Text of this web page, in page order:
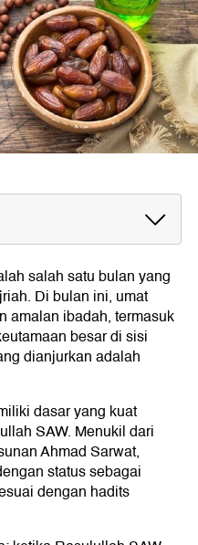
Hari?
salah satu bulan yang
Di bulan ini, umat
amalan ibadah, termasuk
besar di sisi
dianjurkan adalah
dasar yang kuat
SAW. Menukil dari
Ahmad Sarwat,
status sebagai
dengan hadits